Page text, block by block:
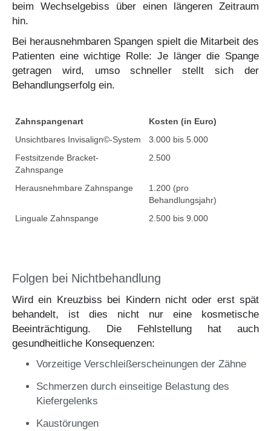
beim Wechselgebiss über einen längeren Zeitraum
hin.
Bei herausnehmbaren Spangen spielt die Mitarbeit des
Patienten eine wichtige Rolle: Je länger die Spange
getragen wird, umso schneller stellt sich der
Behandlungserfolg ein.
Zahnspangenart
Kosten (in Euro)
Unsichtbares Invisalign©-System
3.000 bis 5.000
Festsitzende Bracket-
Zahnspange
2.500
Herausnehmbare Zahnspange
1.200 (pro
Behandlungsjahr)
Linguale Zahnspange
2.500 bis 9.000
Folgen bei Nichtbehandlung
Wird ein Kreuzbiss bei Kindern nicht oder erst spät
behandelt, ist dies nicht nur eine kosmetische
Beeinträchtigung. Die Fehlstellung hat auch
gesundheitliche Konsequenzen:
Vorzeitige Verschleißerscheinungen der Zähne
Schmerzen durch einseitige Belastung des
Kiefergelenks
Kaustörungen